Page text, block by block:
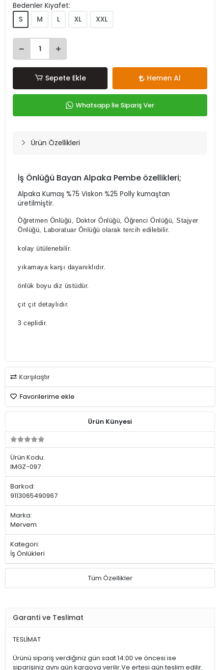
Bedenler Kıyafet:
S
M L XL XXL
Sepete Ekle Hemen Al
Whatsapp İle Sipariş Ver
Ürün Özellikleri
İş Önlüğü Bayan Alpaka Pembe özellikleri;
Alpaka Kumaş %75 Viskon %25 Polly kumaştan
üretilmiştir.
Öğretmen Önlüğü, Doktor Önlüğü, Öğrenci Önlüğü, Stajyer
Önlüğü, Laboratuar Önlüğü olarak tercih edilebilir.
kolay ütülenebilir.
yıkamaya karşı dayanıklıdır.
önlük boyu diz üstüdür.
çıt çıt detaylıdır.
3 ceplidir.
Karşılaştır
Favorilerime ekle
Ürün Künyesi
Ürün Kodu:
IMGZ-097
Barkod:
9113065490967
Marka:
Mervem
Kategori:
İş Önlükleri
Tüm Özellikler
Garanti ve Teslimat
TESLİMAT
Ürünü sipariş verdiğiniz gün saat 14:00 ve öncesi ise
siparişiniz aynı gün kargoya verilir.Ve ertesi gün teslim edilir.